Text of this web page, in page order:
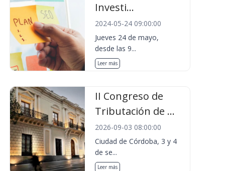
Investi...
2024-05-24 09:00:00
Jueves 24 de mayo,
desde las 9...
Leer más
II Congreso de
Tributación de ...
2026-09-03 08:00:00
Ciudad de Córdoba, 3 y 4
de se...
Leer más